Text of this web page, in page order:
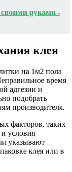
руками -
клея
на 1м2 пола
время
адгезии и
подобрать
производителя.
факторов, таких
условия
указывают
клея или в